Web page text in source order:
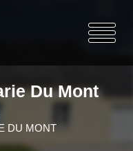
Du Mont
DU MONT